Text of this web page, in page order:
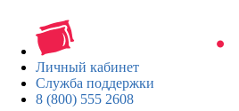
Личный кабинет
Служба поддержки
8 (800) 555 2608